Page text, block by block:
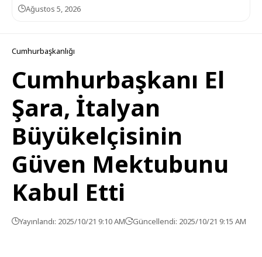
Ağustos 5, 2026
Cumhurbaşkanlığı
Cumhurbaşkanı El
Şara, İtalyan
Büyükelçisinin
Güven Mektubunu
Kabul Etti
Yayınlandı: 2025/10/21 9:10 AM Güncellendi: 2025/10/21 9:15 AM